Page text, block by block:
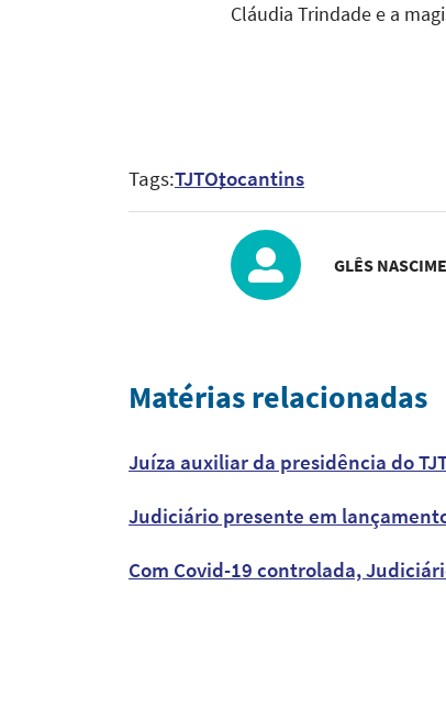
Cláudia Trindade e a
Tags:TJTOtocantins
GLÊS
Matérias relacionadas
Juíza auxiliar da presidência do
Judiciário presente em
Com Covid-19 controlada,